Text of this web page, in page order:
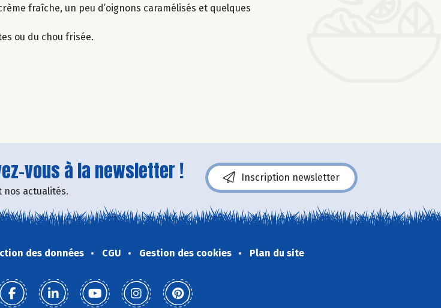
fraîche, un peu d’oignons caramélisés et quelques
ou du chou frisée.
vous à la newsletter !
nos actualités.
Inscription newsletter
des données CGU Gestion des cookies Plan du site